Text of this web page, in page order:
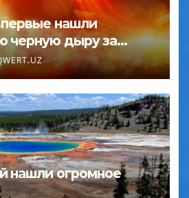
нашли
черную дыру за
нашли огромное